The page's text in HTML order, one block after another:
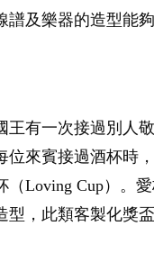
及樂器的造型能
有一次接過別人
來賓接過酒杯時
Loving Cup）。
，此類客製化獎